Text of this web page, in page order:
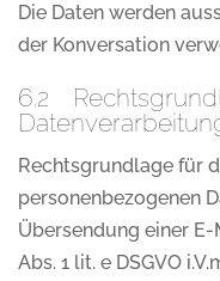
Die Daten werden
der Konversation
6.2
Rechtsgrundlage für
personenbezogenen
Übersendung einer
Abs. 1 lit. e DSGVO